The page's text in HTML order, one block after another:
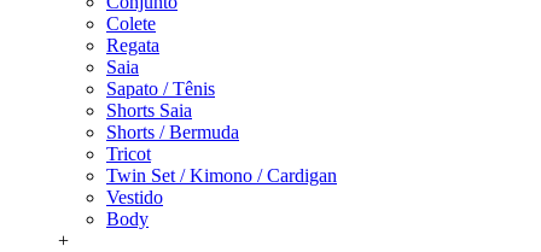
Colete
Regata
Saia
Sapato / Tênis
Shorts Saia
Shorts / Bermuda
Tricot
Twin Set / Kimono / Cardigan
Vestido
Body
+